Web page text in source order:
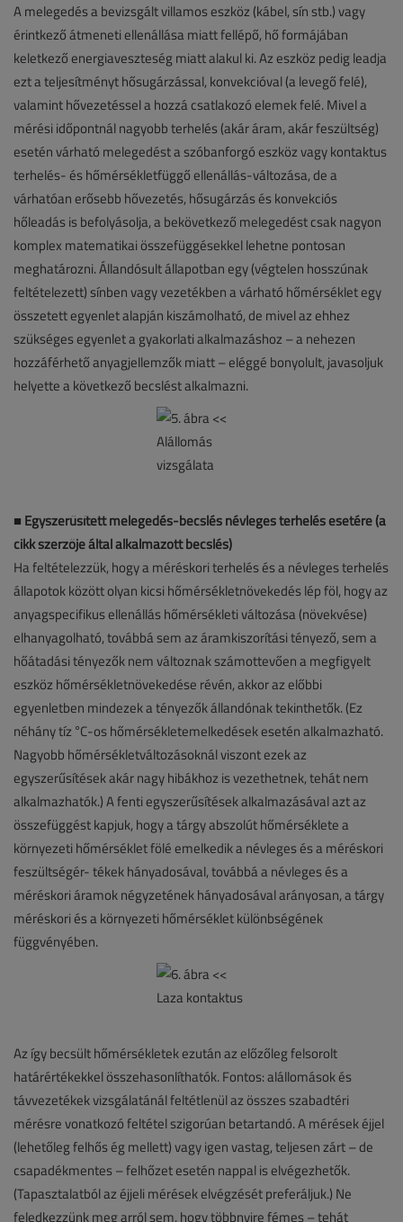
A melegedés a bevizsgált villamos eszköz (kábel, sín stb.) vagy
érintkező átmeneti ellenállása miatt fellépő, hő formájában
keletkező energiaveszteség miatt alakul ki. Az eszköz pedig leadja
ezt a teljesítményt hősugárzással, konvekcióval (a levegő felé),
valamint hővezetéssel a hozzá csatlakozó elemek felé. Mivel a
mérési időpontnál nagyobb terhelés (akár áram, akár feszültség)
esetén várható melegedést a szóbanforgó eszköz vagy kontaktus
terhelés- és hőmérsékletfüggő ellenállás-változása, de a
várhatóan erősebb hővezetés, hősugárzás és konvekciós
hőleadás is befolyásolja, a bekövetkező melegedést csak nagyon
komplex matematikai összefüggésekkel lehetne pontosan
meghatározni. Állandósult állapotban egy (végtelen hosszúnak
feltételezett) sínben vagy vezetékben a várható hőmérséklet egy
összetett egyenlet alapján kiszámolható, de mivel az ehhez
szükséges egyenlet a gyakorlati alkalmazáshoz – a nehezen
hozzáférhető anyagjellemzők miatt – eléggé bonyolult, javasoljuk
helyette a következő becslést alkalmazni.
■ Egyszerűsített melegedés-becslés névleges terhelés esetére (a
cikk szerzője által alkalmazott becslés)
Ha feltételezzük, hogy a méréskori terhelés és a névleges terhelés
állapotok között olyan kicsi hőmérsékletnövekedés lép föl, hogy az
anyagspecifikus ellenállás hőmérsékleti változása (növekvése)
elhanyagolható, továbbá sem az áramkiszorítási tényező, sem a
hőátadási tényezők nem változnak számottevően a megfigyelt
eszköz hőmérsékletnövekedése révén, akkor az előbbi
egyenletben mindezek a tényezők állandónak tekinthetők. (Ez
néhány tíz °C-os hőmérsékletemelkedések esetén alkalmazható.
Nagyobb hőmérsékletváltozásoknál viszont ezek az
egyszerűsítések akár nagy hibákhoz is vezethetnek, tehát nem
alkalmazhatók.) A fenti egyszerűsítések alkalmazásával azt az
összefüggést kapjuk, hogy a tárgy abszolút hőmérséklete a
környezeti hőmérséklet fölé emelkedik a névleges és a méréskori
feszültségér- tékek hányadosával, továbbá a névleges és a
méréskori áramok négyzetének hányadosával arányosan, a tárgy
méréskori és a környezeti hőmérséklet különbségének
függvényében.
Az így becsült hőmérsékletek ezután az előzőleg felsorolt
határértékekkel összehasonlíthatók. Fontos: alállomások és
távvezetékek vizsgálatánál feltétlenül az összes szabadtéri
mérésre vonatkozó feltétel szigorúan betartandó. A mérések éjjel
(lehetőleg felhős ég mellett) vagy igen vastag, teljesen zárt – de
csapadékmentes – felhőzet esetén nappal is elvégezhetők.
(Tapasztalatból az éjjeli mérések elvégzését preferáljuk.) Ne
feledkezzünk meg arról sem, hogy többnyire fémes – tehát